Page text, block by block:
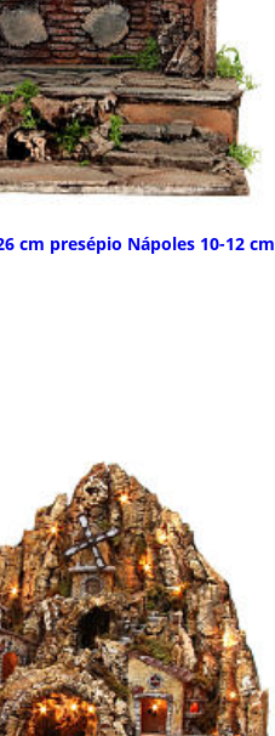
cm presépio Nápoles 10-12 cm